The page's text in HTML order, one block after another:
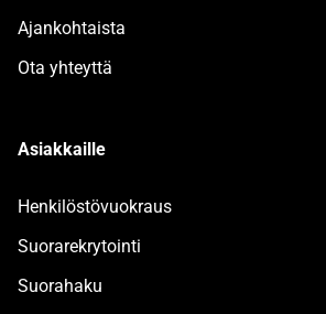
Ajankohtaista
Ota yhteyttä
Asiakkaille
Henkilöstövuokraus
Suorarekrytointi
Suorahaku